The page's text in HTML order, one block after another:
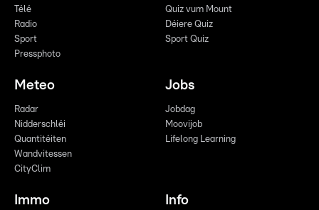
Télé
Radio
Sport
Pressphoto
Quiz vum Mount
Déiere Quiz
Sport Quiz
Meteo
Radar
Nidderschléi
Quantitéiten
Wandvitessen
CityClim
Jobs
Jobdag
Moovijob
Lifelong Learning
Immo Info